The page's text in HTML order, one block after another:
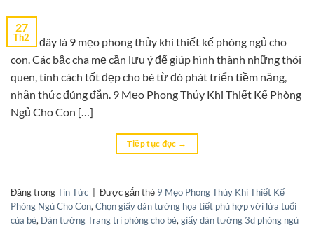
27
Th2
Dưới đây là 9 mẹo phong thủy khi thiết kế phòng ngủ cho
con. Các bậc cha mẹ cần lưu ý để giúp hình thành những thói
quen, tính cách tốt đẹp cho bé từ đó phát triển tiềm năng,
nhận thức đúng đắn. 9 Mẹo Phong Thủy Khi Thiết Kế Phòng
Ngủ Cho Con […]
Tiếp tục đọc →
Đăng trongTin Tức Được gắn thẻ 9 Mẹo Phong Thủy Khi Thiết Kế
Phòng Ngủ Cho Con, Chọn giấy dán tường họa tiết phù hợp với lứa tuổi
của bé, Dán tường Trang trí phòng cho bé, giấy dán tường 3d phòng ngủ